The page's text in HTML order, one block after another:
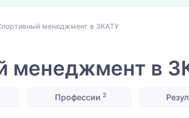
менеджмент в ЗКАТУ
менеджмент в
Профессии 2